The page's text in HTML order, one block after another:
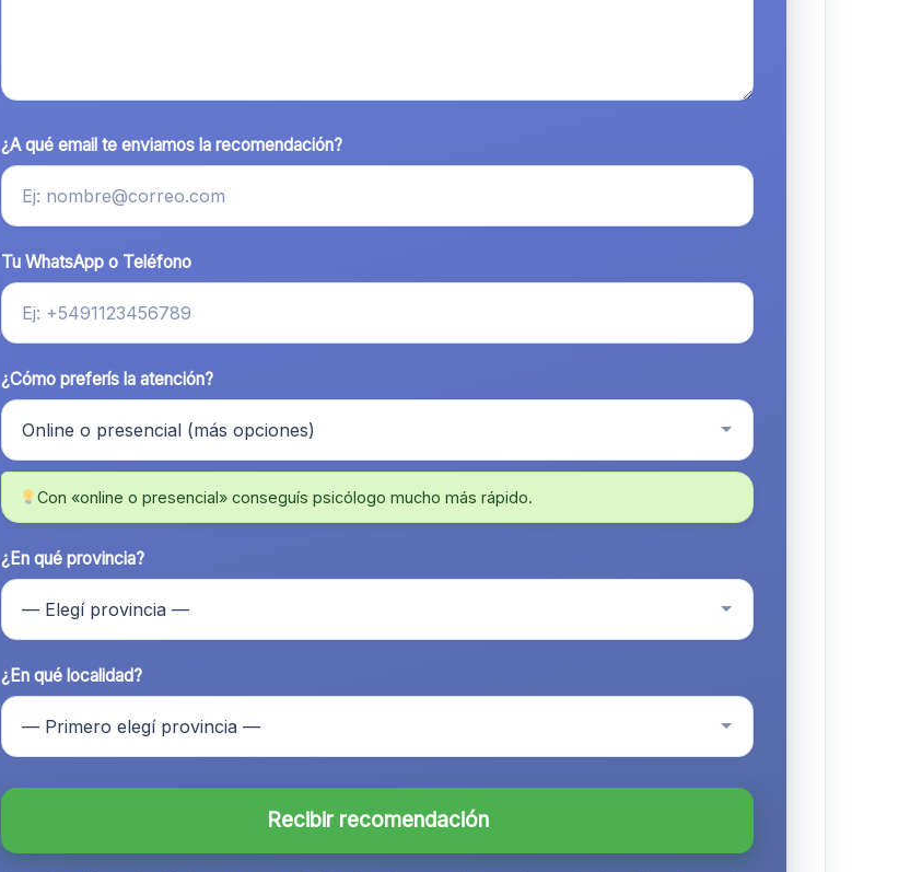
¿A qué email te enviamos la recomendación?
Tu WhatsApp o Teléfono
¿Cómo preferís la atención?
Con «online o presencial» conseguís psicólogo mucho más rápido.
¿En qué provincia?
¿En qué localidad?
Recibir recomendación